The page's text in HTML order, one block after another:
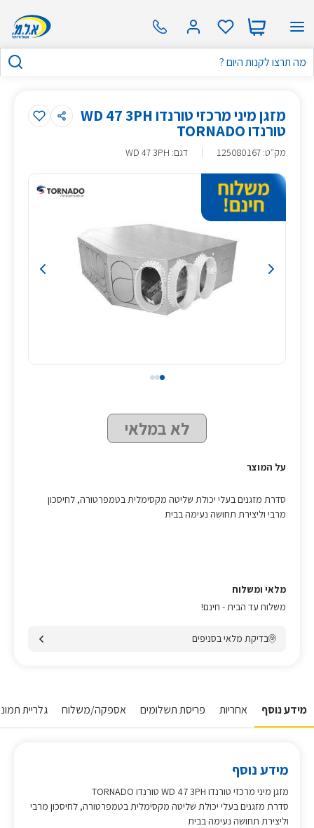
מזגן מיני מרכזי טורנדו WD 47 3PH
טורנדו TORNADO
מק״ט:
125080167 דגם: WD 47 3PH
לא במלאי
על המוצר
סדרת מזגנים בעלי יכולת שליטה מקסימלית בטמפרטורה, לחיסכון
מרבי וליצירת תחושה נעימה בבית
מלאי ומשלוח
משלוח עד הבית - חינם!
בדיקת מלאי בסניפים
מידע נוסף אחריות פריסת תשלומים אספקה/משלוח גלריית
מידע נוסף
מזגן מיני מרכזי טורנדו WD 47 3PH טורנדו TORNADO
סדרת מזגנים בעלי יכולת שליטה מקסימלית בטמפרטורה, לחיסכון מרבי
וליצירת תחושה נעימה בבית